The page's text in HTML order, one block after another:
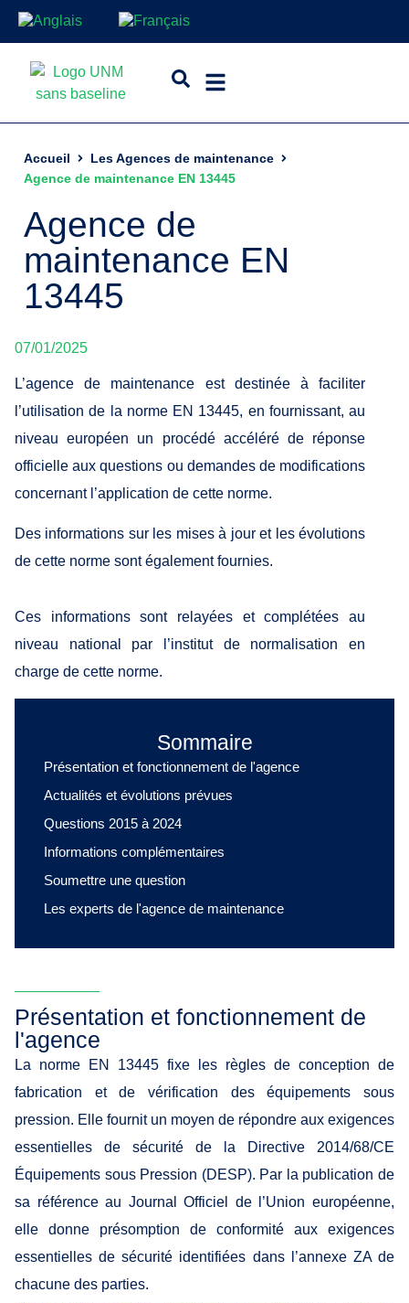
Accueil
Les Agences de maintenance
Agence de maintenance EN 13445
Agence de
maintenance EN
13445
07/01/2025
L’agence de maintenance est destinée à faciliter
l’utilisation de la norme EN 13445, en fournissant, au
niveau européen un procédé accéléré de réponse
officielle aux questions ou demandes de modifications
concernant l’application de cette norme.
Des informations sur les mises à jour et les évolutions
de cette norme sont également fournies.
Ces informations sont relayées et complétées au
niveau national par l’institut de normalisation en
charge de cette norme.
Sommaire
Présentation et fonctionnement de l'agence
Actualités et évolutions prévues​
Questions 2015 à 2024
Informations complémentaires
Soumettre une question
Les experts de l'agence de maintenance
Présentation et fonctionnement de
l'agence
La norme EN 13445 fixe les règles de conception de
fabrication et de vérification des équipements sous
pression. Elle fournit un moyen de répondre aux exigences
essentielles de sécurité de la Directive 2014/68/CE
Équipements sous Pression (DESP). Par la publication de
sa référence au Journal Officiel de l’Union européenne,
elle donne présomption de conformité aux exigences
essentielles de sécurité identifiées dans l’annexe ZA de
chacune des parties.